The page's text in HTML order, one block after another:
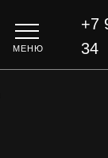
МЕНЮ
+7
34